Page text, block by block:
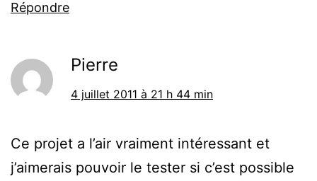
Répondre
Pierre
4 juillet 2011 à 21 h 44 min
Ce projet a l’air vraiment intéressant et
j’aimerais pouvoir le tester si c’est possible